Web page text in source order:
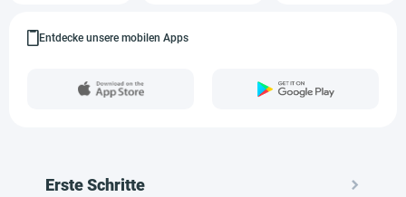
Entdecke unsere mobilen Apps
Erste Schritte